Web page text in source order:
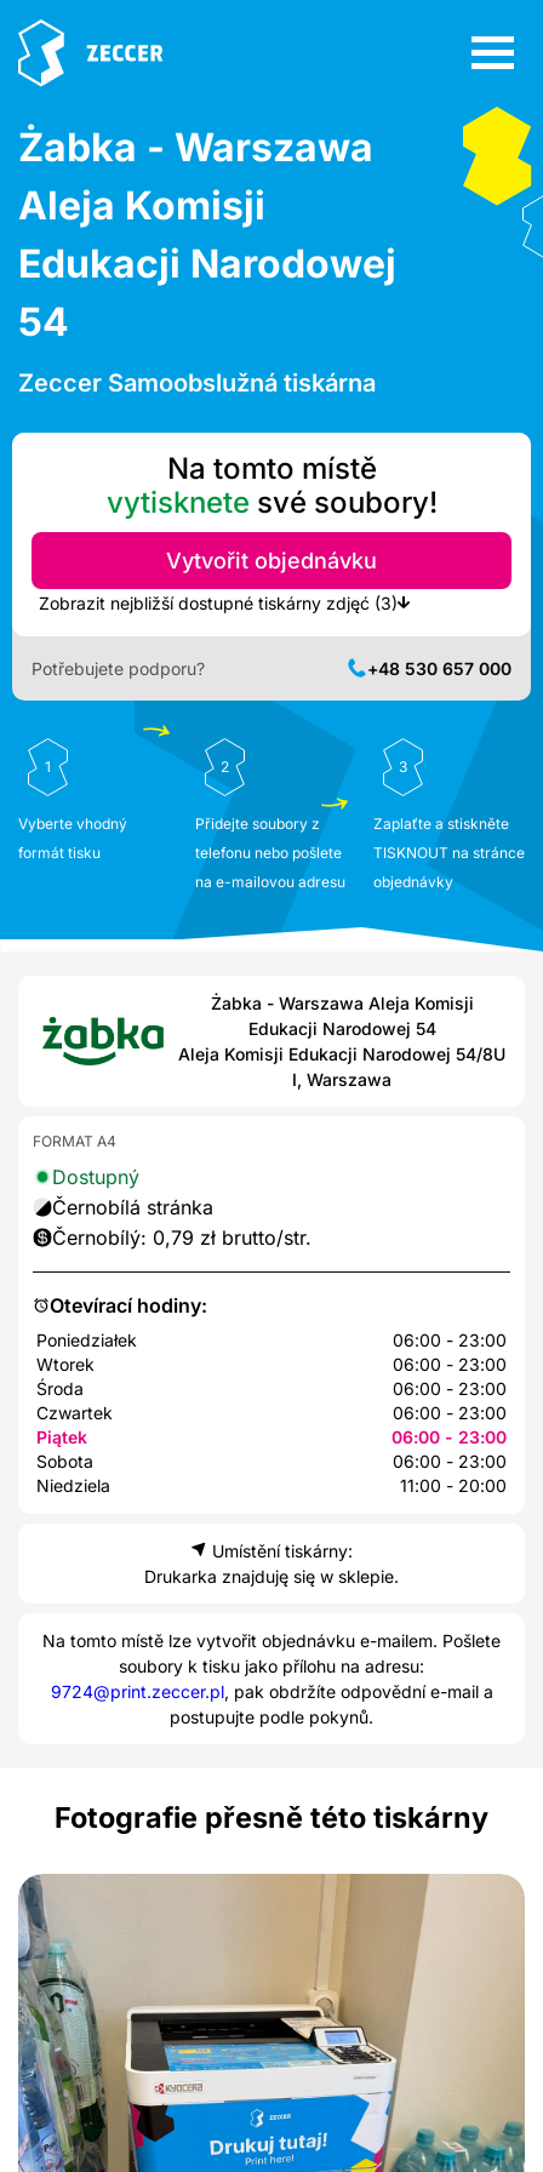
Żabka - Warszawa
Aleja Komisji
Edukacji Narodowej
54
Zeccer Samoobslužná tiskárna
Na tomto místě
vytisknete své soubory!
Vytvořit objednávku
Zobrazit nejbližší dostupné tiskárny zdjęć (3)
Potřebujete podporu? +48 530 657 000
1
Vyberte vhodný
formát tisku
2
Přidejte soubory z
telefonu nebo pošlete
na e-mailovou adresu
3
Zaplaťte a stiskněte
TISKNOUT na stránce
objednávky
Żabka - Warszawa Aleja Komisji
Edukacji Narodowej 54
Aleja Komisji Edukacji Narodowej 54/8U
I, Warszawa
Otevírací hodiny:
Poniedziałek
06:00 - 23:00
Wtorek
06:00 - 23:00
Środa
06:00 - 23:00
Czwartek
06:00 - 23:00
Piątek
06:00 - 23:00
Sobota
06:00 - 23:00
Niedziela
11:00 - 20:00
FORMAT A4
Dostupný
Černobílá stránka
Černobílý: 0,79 zł brutto/str.
Umístění tiskárny:
Drukarka znajduję się w sklepie.
Na tomto místě lze vytvořit objednávku e-mailem. Pošlete
soubory k tisku jako přílohu na adresu:
9724@print.zeccer.pl, pak obdržíte odpovědní e-mail a
postupujte podle pokynů.
Fotografie přesně této tiskárny